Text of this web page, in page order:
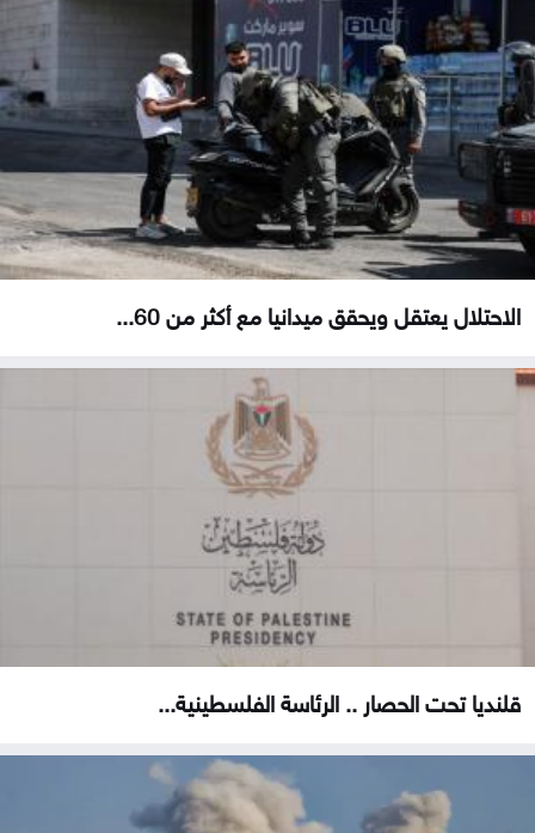
الاحتلال يعتقل ويحقق ميدانيا مع أكثر من 60...
قلنديا تحت الحصار .. الرئاسة الفلسطينية...